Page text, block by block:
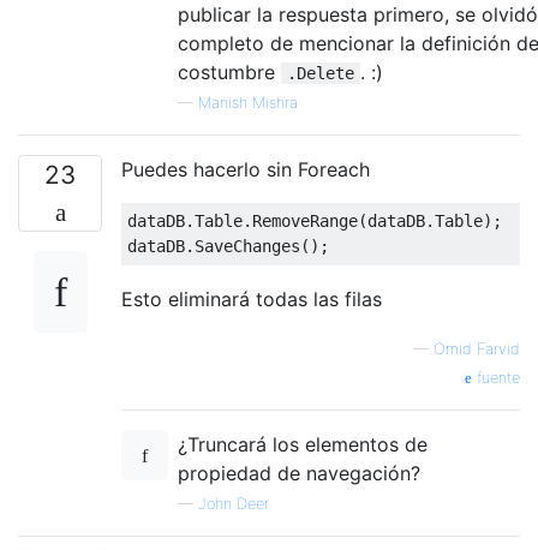
publicar la respuesta primero, se
completo de mencionar la definición
costumbre
.Delete . :)
— Manish Mishra
23 Puedes hacerlo sin Foreach
dataDB.Table. RemoveRange(dataDB.Table);
dataDB. SaveChanges ();
Esto eliminará todas las filas
— Omid Farvid
fuente
¿Truncará los elementos de
propiedad de navegación?
— John Deer